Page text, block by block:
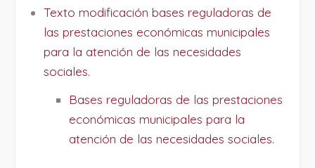
Texto modificación bases reguladoras de
las prestaciones económicas municipales
para la atención de las necesidades
sociales.
Bases reguladoras de las prestaciones
económicas municipales para la
atención de las necesidades sociales.